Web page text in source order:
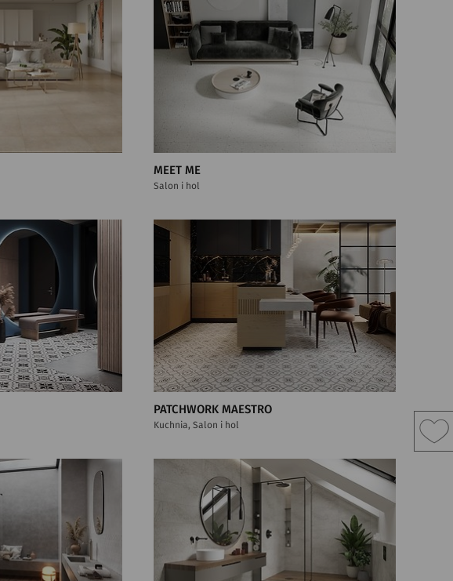
MEET ME
Salon i hol
PATCHWORK MAESTRO
Kuchnia, Salon i hol